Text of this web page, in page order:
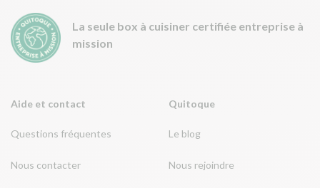
Aide et contact
Questions fréquentes
Nous contacter
Quitoque
Le blog
Nous rejoindre
La seule box à cuisiner certifiée entreprise à
mission